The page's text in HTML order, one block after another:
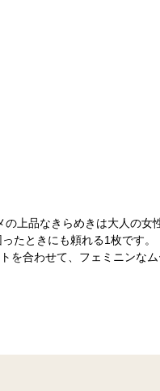
上品なきらめきは大人の女
たときにも頼れる1枚です。
合わせて、フェミニンなム